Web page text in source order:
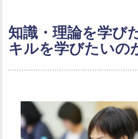
知識・理論を学び
キルを学びたいの